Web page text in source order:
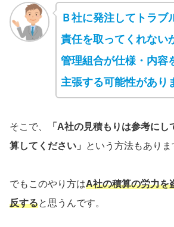
Ｂ社に発注してトラブ
責任を取ってくれない
管理組合が仕様・内容
主張する可能性があり
そこで、
「A社の見積もりは参考に
算してください」
という方法もありま
でもこのやり方はA社の積算の労力を
反すると思うんです。